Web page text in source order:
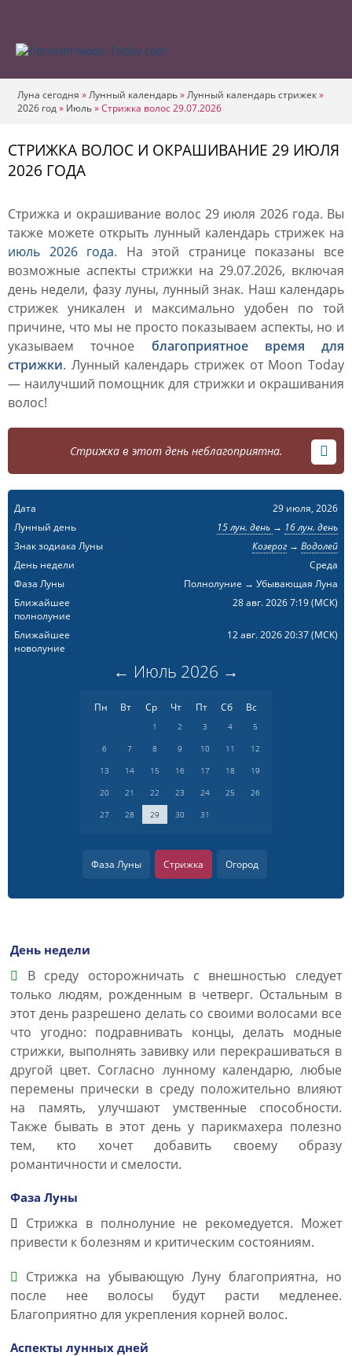
Луна сегодня »Лунный календарь»Лунный календарь стрижек»
2026 год» Июль»Стрижка волос 29.07.2026
СТРИЖКА ВОЛОС И ОКРАШИВАНИЕ 29 ИЮЛЯ
2026 ГОДА
Стрижка и окрашивание волос 29 июля 2026 года. Вы
также можете открыть лунный календарь стрижек на
июль 2026 года. На этой странице показаны все
возможные аспекты стрижки на 29.07.2026, включая
день недели, фазу луны, лунный знак. Наш календарь
стрижек уникален и максимально удобен по той
причине, что мы не просто показываем аспекты, но и
указываем точное благоприятное время для
стрижки. Лунный календарь стрижек от Moon Today
— наилучший помощник для стрижки и окрашивания
волос!
Стрижка в этот день неблагоприятна.
Дата
29 июля, 2026
Лунный день
15 лун. день → 16 лун. день
Знак зодиака Луны
Козерог→ Водолей
День недели
Среда
Фаза Луны
Полнолуние → Убывающая Луна
Ближайшее
полнолуние
28 авг. 2026 7:19(МСК)
Ближайшее
новолуние
12 авг. 2026 20:37(МСК)
← Июль 2026 →
Пн Вт Ср Чт Пт Сб Вс
1 2 3 4
5
6
7 8 9 10 11
12
13
14 15 16 17 18
19
20
21 22 23 24 25
26
27
28 29 30 31
Фаза Луны Стрижка Огород
День недели
В среду осторожничать с внешностью следует
только людям, рожденным в четверг. Остальным в
этот день разрешено делать со своими волосами все
что угодно: подравнивать концы, делать модные
стрижки, выполнять завивку или перекрашиваться в
другой цвет. Согласно лунному календарю, любые
перемены прически в среду положительно влияют
на память, улучшают умственные способности.
Также бывать в этот день у парикмахера полезно
тем, кто хочет добавить своему образу
романтичности и смелости.
Фаза Луны
Стрижка в полнолуние не рекомедуется. Может
привести к болезням и критическим состояниям.
Стрижка на убывающую Луну благоприятна, но
после нее волосы будут расти медленее.
Благоприятно для укрепления корней волос.
Аспекты лунных дней